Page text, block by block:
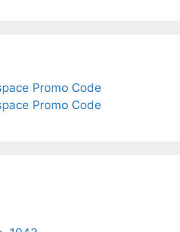
Promo Code
Promo Code